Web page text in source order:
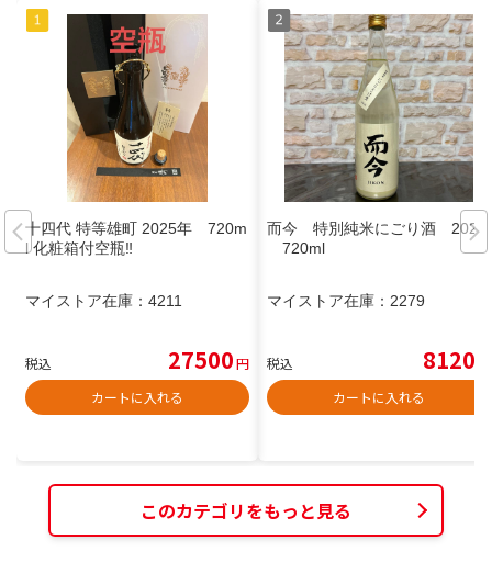
十四代 特等雄町 2025年 720m
l 化粧箱付空瓶‼️
マイストア在庫： 4211
税込 27500円
カートに入れる
而今 特別純米にごり酒 2025
720ml
マイストア在庫： 2279
税込 8120
カートに入れる
このカテゴリをもっと見る